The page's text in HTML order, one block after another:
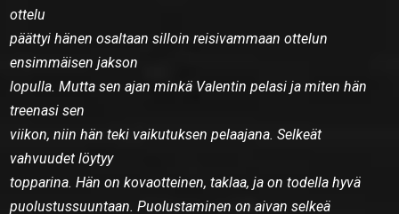
ottelu
päättyi hänen osaltaan silloin reisivammaan ottelun
ensimmäisen jakson
lopulla. Mutta sen ajan minkä Valentin pelasi ja miten hän
treenasi sen
viikon, niin hän teki vaikutuksen pelaajana. Selkeät
vahvuudet löytyy
topparina. Hän on kovaotteinen, taklaa, ja on todella hyvä
puolustussuuntaan. Puolustaminen on aivan selkeä